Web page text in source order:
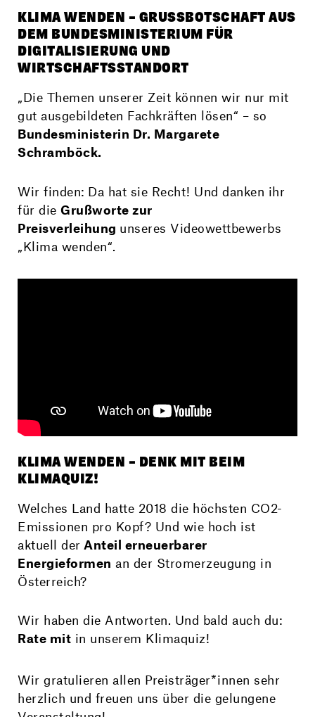
KLIMA WENDEN – GRUSSBOTSCHAFT AUS D
EM BUNDESMINISTERIUM FÜR D
IGITALISIERUNG UND W
IRTSCHAFTSSTANDORT
„Die Themen unserer Zeit können wir nur mit
gut ausgebildeten Fachkräften lösen“ – so
Bundesministerin Dr. Margarete
Schramböck.
Wir finden: Da hat sie Recht! Und danken ihr
für dieGrußworte zur
Preisverleihung unseres Videowettbewerbs
„Klima wenden“.
KLIMA WENDEN – DENK MIT BEIM
KLIMAQUIZ!
Welches Land hatte 2018 die höchsten CO2-
Emissionen pro Kopf? Und wie hoch ist
aktuell der Anteil erneuerbarer
Energieformen an der Stromerzeugung in
Österreich?
Wir haben die Antworten. Und bald auch du:
Rate mit in unserem Klimaquiz!
Wir gratulieren allen Preisträger*innen sehr
herzlich und freuen uns über die gelungene